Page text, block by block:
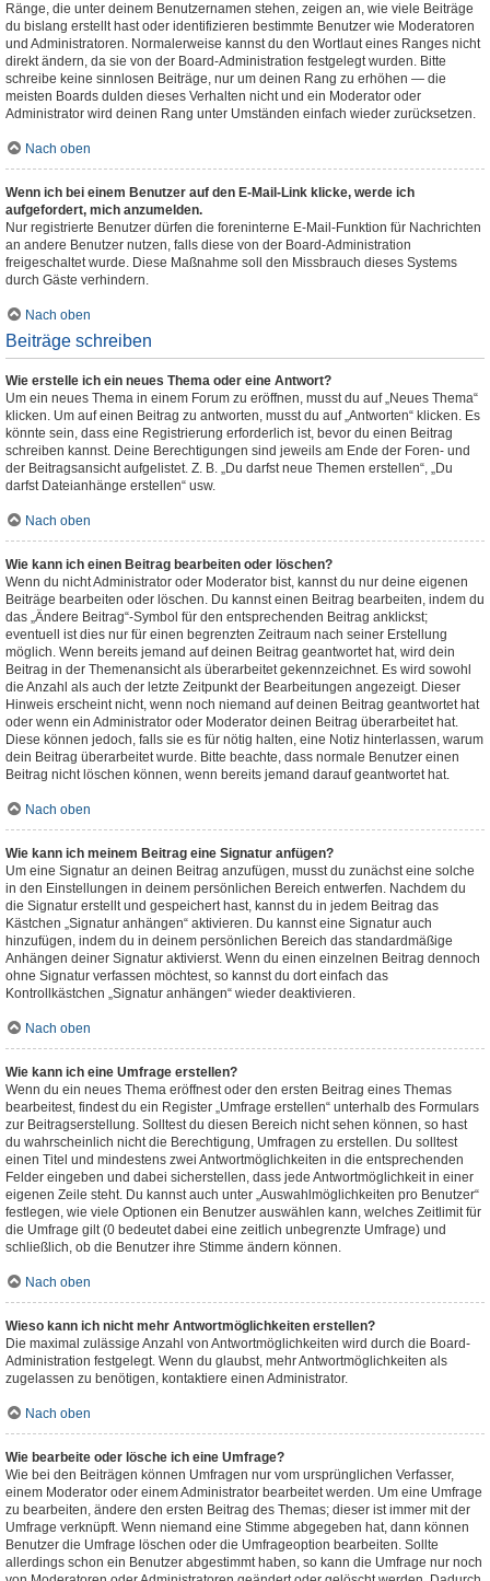
Ränge, die unter deinem Benutzernamen stehen, zeigen an, wie viele Beiträge
du bislang erstellt hast oder identifizieren bestimmte Benutzer wie Moderatoren
und Administratoren. Normalerweise kannst du den Wortlaut eines Ranges nicht
direkt ändern, da sie von der Board-Administration festgelegt wurden. Bitte
schreibe keine sinnlosen Beiträge, nur um deinen Rang zu erhöhen — die
meisten Boards dulden dieses Verhalten nicht und ein Moderator oder
Administrator wird deinen Rang unter Umständen einfach wieder zurücksetzen.
Nach oben
Wenn ich bei einem Benutzer auf den E-Mail-Link klicke, werde ich
aufgefordert, mich anzumelden.
Nur registrierte Benutzer dürfen die foreninterne E-Mail-Funktion für Nachrichten
an andere Benutzer nutzen, falls diese von der Board-Administration
freigeschaltet wurde. Diese Maßnahme soll den Missbrauch dieses Systems
durch Gäste verhindern.
Nach oben
Beiträge schreiben
Wie erstelle ich ein neues Thema oder eine Antwort?
Um ein neues Thema in einem Forum zu eröffnen, musst du auf „Neues Thema“
klicken. Um auf einen Beitrag zu antworten, musst du auf „Antworten“ klicken. Es
könnte sein, dass eine Registrierung erforderlich ist, bevor du einen Beitrag
schreiben kannst. Deine Berechtigungen sind jeweils am Ende der Foren- und
der Beitragsansicht aufgelistet. Z. B. „Du darfst neue Themen erstellen“, „Du
darfst Dateianhänge erstellen“ usw.
Nach oben
Wie kann ich einen Beitrag bearbeiten oder löschen?
Wenn du nicht Administrator oder Moderator bist, kannst du nur deine eigenen
Beiträge bearbeiten oder löschen. Du kannst einen Beitrag bearbeiten, indem du
das „Ändere Beitrag“-Symbol für den entsprechenden Beitrag anklickst;
eventuell ist dies nur für einen begrenzten Zeitraum nach seiner Erstellung
möglich. Wenn bereits jemand auf deinen Beitrag geantwortet hat, wird dein
Beitrag in der Themenansicht als überarbeitet gekennzeichnet. Es wird sowohl
die Anzahl als auch der letzte Zeitpunkt der Bearbeitungen angezeigt. Dieser
Hinweis erscheint nicht, wenn noch niemand auf deinen Beitrag geantwortet hat
oder wenn ein Administrator oder Moderator deinen Beitrag überarbeitet hat.
Diese können jedoch, falls sie es für nötig halten, eine Notiz hinterlassen, warum
dein Beitrag überarbeitet wurde. Bitte beachte, dass normale Benutzer einen
Beitrag nicht löschen können, wenn bereits jemand darauf geantwortet hat.
Nach oben
Wie kann ich meinem Beitrag eine Signatur anfügen?
Um eine Signatur an deinen Beitrag anzufügen, musst du zunächst eine solche
in den Einstellungen in deinem persönlichen Bereich entwerfen. Nachdem du
die Signatur erstellt und gespeichert hast, kannst du in jedem Beitrag das
Kästchen „Signatur anhängen“ aktivieren. Du kannst eine Signatur auch
hinzufügen, indem du in deinem persönlichen Bereich das standardmäßige
Anhängen deiner Signatur aktivierst. Wenn du einen einzelnen Beitrag dennoch
ohne Signatur verfassen möchtest, so kannst du dort einfach das
Kontrollkästchen „Signatur anhängen“ wieder deaktivieren.
Nach oben
Wie kann ich eine Umfrage erstellen?
Wenn du ein neues Thema eröffnest oder den ersten Beitrag eines Themas
bearbeitest, findest du ein Register „Umfrage erstellen“ unterhalb des Formulars
zur Beitragserstellung. Solltest du diesen Bereich nicht sehen können, so hast
du wahrscheinlich nicht die Berechtigung, Umfragen zu erstellen. Du solltest
einen Titel und mindestens zwei Antwortmöglichkeiten in die entsprechenden
Felder eingeben und dabei sicherstellen, dass jede Antwortmöglichkeit in einer
eigenen Zeile steht. Du kannst auch unter „Auswahlmöglichkeiten pro Benutzer“
festlegen, wie viele Optionen ein Benutzer auswählen kann, welches Zeitlimit für
die Umfrage gilt (0 bedeutet dabei eine zeitlich unbegrenzte Umfrage) und
schließlich, ob die Benutzer ihre Stimme ändern können.
Nach oben
Wieso kann ich nicht mehr Antwortmöglichkeiten erstellen?
Die maximal zulässige Anzahl von Antwortmöglichkeiten wird durch die Board-
Administration festgelegt. Wenn du glaubst, mehr Antwortmöglichkeiten als
zugelassen zu benötigen, kontaktiere einen Administrator.
Nach oben
Wie bearbeite oder lösche ich eine Umfrage?
Wie bei den Beiträgen können Umfragen nur vom ursprünglichen Verfasser,
einem Moderator oder einem Administrator bearbeitet werden. Um eine Umfrage
zu bearbeiten, ändere den ersten Beitrag des Themas; dieser ist immer mit der
Umfrage verknüpft. Wenn niemand eine Stimme abgegeben hat, dann können
Benutzer die Umfrage löschen oder die Umfrageoption bearbeiten. Sollte
allerdings schon ein Benutzer abgestimmt haben, so kann die Umfrage nur noch